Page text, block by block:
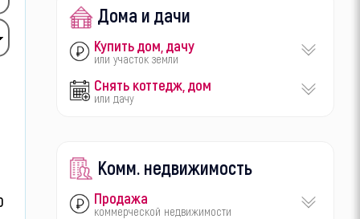
Дома и дачи
Купить дом, дачу
или участок земли
Снять коттедж, дом
или дачу
Комм. недвижимость
Продажа
коммерческой недвижимости